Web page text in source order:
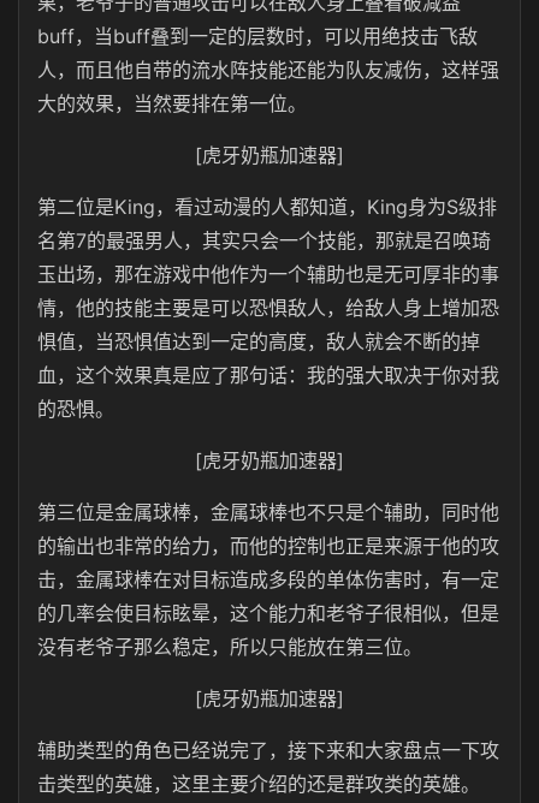
buff，当buff叠到一定的层数时，可以用绝技击飞敌
人，而且他自带的流水阵技能还能为队友减伤，这样强
大的效果，当然要排在第一位。
[虎牙奶瓶加速器]
第二位是King，看过动漫的人都知道，King身为S级排
名第7的最强男人，其实只会一个技能，那就是召唤琦
玉出场，那在游戏中他作为一个辅助也是无可厚非的事
情，他的技能主要是可以恐惧敌人，给敌人身上增加恐
惧值，当恐惧值达到一定的高度，敌人就会不断的掉
血，这个效果真是应了那句话：我的强大取决于你对我
的恐惧。
[虎牙奶瓶加速器]
第三位是金属球棒，金属球棒也不只是个辅助，同时他
的输出也非常的给力，而他的控制也正是来源于他的攻
击，金属球棒在对目标造成多段的单体伤害时，有一定
的几率会使目标眩晕，这个能力和老爷子很相似，但是
没有老爷子那么稳定，所以只能放在第三位。
[虎牙奶瓶加速器]
辅助类型的角色已经说完了，接下来和大家盘点一下攻
击类型的英雄，这里主要介绍的还是群攻类的英雄。